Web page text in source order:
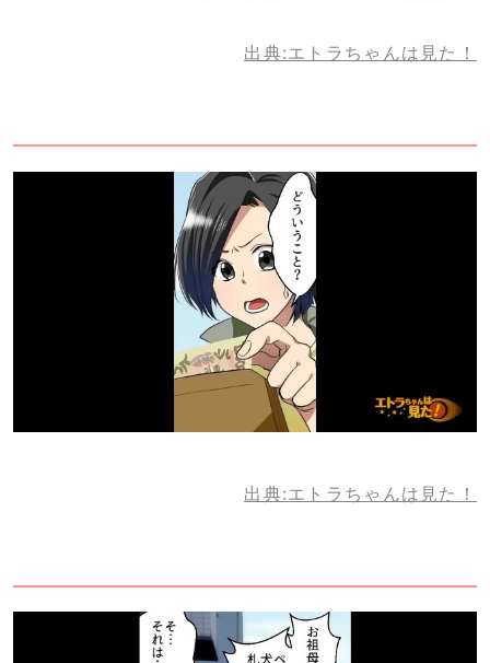
出典:エトラちゃんは見た！
出典:エトラちゃんは見た！